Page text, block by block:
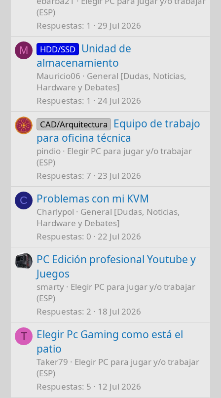
(ESP)
Respuestas 1 29 Jul 2026
M HDD/SSD Unidad de
almacenamiento
Mauricio06
General [Dudas, Noticias,
Hardware y Debates]
Respuestas 1 24 Jul 2026
CAD/Arquitectura
Equipo de trabajo
para oficina técnica
pindio
Elegir PC para jugar y/o trabajar
(ESP)
Respuestas 7 23 Jul 2026
C Problemas con mi KVM
Charlypol
General [Dudas, Noticias,
Hardware y Debates]
Respuestas 0 22 Jul 2026
PC Edición profesional Youtube y
Juegos
smarty
Elegir PC para jugar y/o trabajar
(ESP)
Respuestas 2 18 Jul 2026
T
Elegir Pc Gaming como está el
patio
Taker79
Elegir PC para jugar y/o trabajar
(ESP)
Respuestas 5 12 Jul 2026